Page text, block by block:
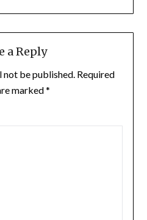
a Reply
not be published. Required
marked*